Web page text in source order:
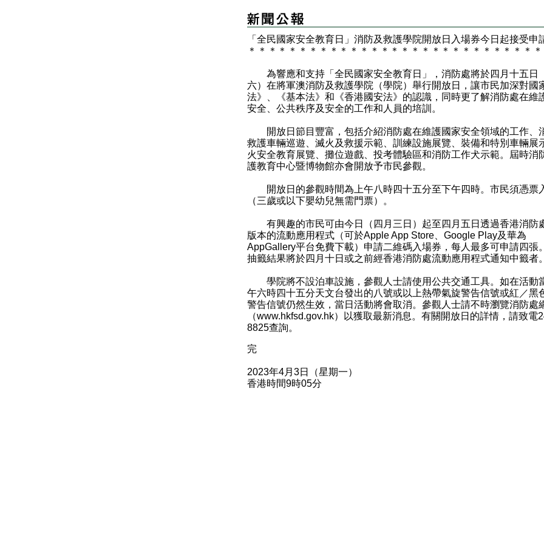
「全民國家安全教育日」消防及救護學院開放日入場券今日起接受申
＊
＊ ＊ ＊ ＊ ＊ ＊ ＊ ＊ ＊ ＊ ＊ ＊ ＊ ＊ ＊ ＊ ＊ ＊ ＊ ＊ ＊ ＊ ＊ ＊ ＊ ＊ ＊ ＊
為響應和支持「全民國家安全教育日」，消防處將於四月十五日
六）在將軍澳消防及救護學院（學院）舉行開放日，讓市民加深對國
法》、《基本法》和《香港國安法》的認識，同時更了解消防處在維
安全、公共秩序及安全的工作和人員的培訓。
開放日節目豐富，包括介紹消防處在維護國家安全領域的工作、
救護車輛巡遊、滅火及救援示範、訓練設施展覽、裝備和特別車輛展
火安全教育展覽、攤位遊戲、投考體驗區和消防工作犬示範。屆時消
護教育中心暨博物館亦會開放予市民參觀。
開放日的參觀時間為上午八時四十五分至下午四時。市民須憑票
（三歲或以下嬰幼兒無需門票）。
有興趣的市民可由今日（四月三日）起至四月五日透過香港消防
版本的流動應用程式（可於Apple App Store、Google Play及華為
AppGallery平台免費下載）申請二維碼入場券，每人最多可申請四張
抽籤結果將於四月十日或之前經香港消防處流動應用程式通知中籤者。
學院將不設泊車設施，參觀人士請使用公共交通工具。如在活動
午六時四十五分天文台發出的八號或以上熱帶氣旋警告信號或紅／黑
警告信號仍然生效，當日活動將會取消。參觀人士請不時瀏覽消防處
（www.hkfsd.gov.hk）以獲取最新消息。有關開放日的詳情，請致電
8825查詢。
完
2023年4月3日（星期一）
香港時間9時05分